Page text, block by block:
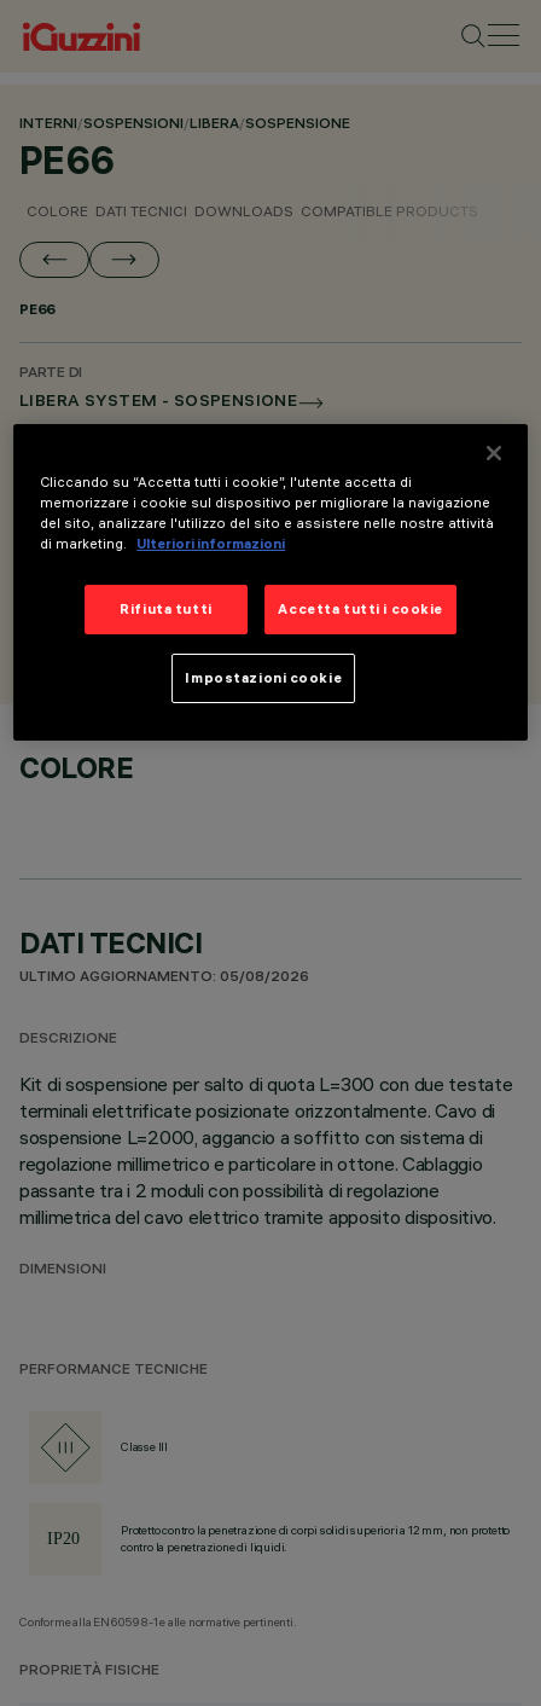
INTERNI/SOSPENSIONI/LIBERA/SOSPENSIONE
PE66
COLORE DATI TECNICI DOWNLOADS COMPATIBLE PRODUCTS
PE66
PARTE DI
LIBERA SYSTEM - SOSPENSIONE
DESCRIZIONE
Kit di sospensione per salto di quota - L=300
COLORE
DATI TECNICI
ULTIMO AGGIORNAMENTO: 05/08/2026
DESCRIZIONE
Kit di sospensione per salto di quota L=300 con due testate
terminali elettrificate posizionate orizzontalmente. Cavo di
sospensione L=2000, aggancio a soffitto con sistema di
regolazione millimetrico e particolare in ottone. Cablaggio
passante tra i 2 moduli con possibilità di regolazione
millimetrica del cavo elettrico tramite apposito dispositivo.
DIMENSIONI
PERFORMANCE TECNICHE
Classe III
Protetto contro la penetrazione di corpi solidi superiori a 12 mm, non protetto
contro la penetrazione di liquidi.
Conforme alla EN60598-1 e alle normative pertinenti.
PROPRIETÀ FISICHE
Cliccando su “Accetta tutti i cookie”, l'utente accetta di
memorizzare i cookie sul dispositivo per migliorare la navigazione
del sito, analizzare l'utilizzo del sito e assistere nelle nostre attività
di marketing.
Ulteriori informazioni
Rifiuta tutti Accetta tutti i cookie
Impostazioni cookie